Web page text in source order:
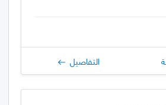
التفاصيل